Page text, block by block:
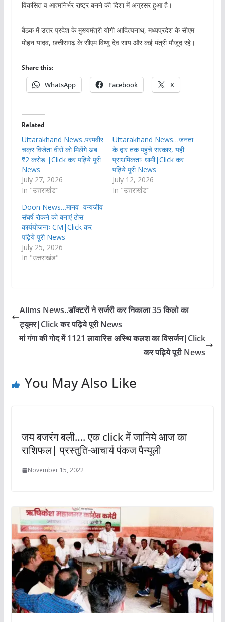
विकसित व आत्मनिर्भर राष्ट्र बनने की दिशा में अग्रसर हुआ है।
बैठक में उत्तर प्रदेश के मुख्यमंत्री योगी आदित्यनाथ, मध्यप्रदेश के सीएम
मोहन यादव, छत्तीसगढ़ के सीएम विष्णु देव साय और कई मंत्री मौजूद रहे।
Share this:
WhatsApp Facebook X
Related
Uttarakhand News..परमवीर
चक्र विजेता वीरों को मिलेंगे अब
₹2 करोड़ |Click कर पढ़िये पूरी
News
July 27, 2026
In "उत्तराखंड"
Uttarakhand News…जनता
के द्वार तक पहुंचे सरकार, यही
प्राथमिकताः धामी|Click कर
पढ़िये पूरी News
July 12, 2026
In "उत्तराखंड"
Doon News…मानव -वन्यजीव
संघर्ष रोकने को बनाएं ठोस
कार्ययोजनाः CM|Click कर
पढ़िये पूरी News
July 25, 2026
In "उत्तराखंड"
Aiims News..डॉक्टरों ने सर्जरी कर निकाला 35 किलो का
ट्यूमर|Click कर पढ़िये पूरी News
मां गंगा की गोद में 1121 लावारिस अस्थि कलश का विसर्जन|Click
कर पढ़िये पूरी News
You May Also Like
जय बजरंग बली…. एक click में जानिये आज का
राशिफल| प्रस्तुति-आचार्य पंकज पैन्यूली
November 15, 2022